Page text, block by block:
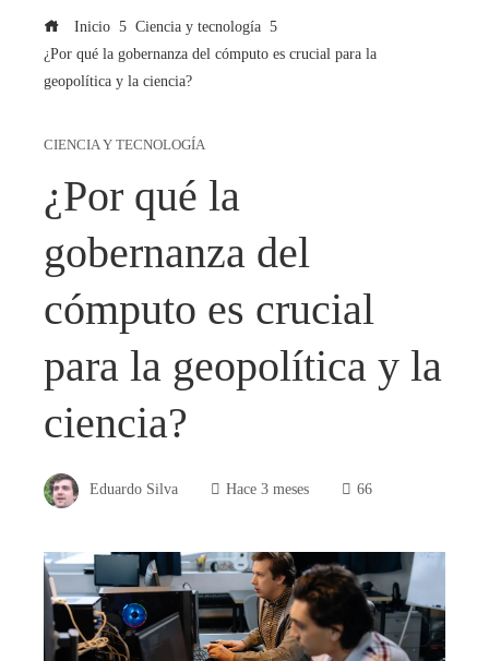
Inicio
Ciencia y tecnología
¿Por qué la gobernanza del cómputo es crucial para la
geopolítica y la ciencia?
CIENCIA Y TECNOLOGÍA
¿Por qué la
gobernanza del
cómputo es crucial
para la geopolítica y la
ciencia?
Eduardo Silva Hace 3 meses 66